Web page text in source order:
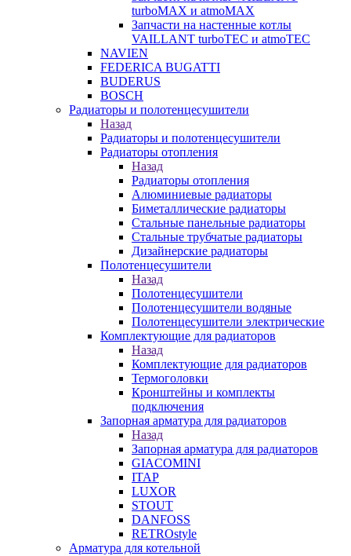
turboMAX и atmoMAX
Запчасти на настенные котлы
VAILLANT turboTEC и atmoTEC
NAVIEN
FEDERICA BUGATTI
BUDERUS
BOSCH
Радиаторы и полотенцесушители
Назад
Радиаторы и полотенцесушители
Радиаторы отопления
Назад
Радиаторы отопления
Алюминиевые радиаторы
Биметаллические радиаторы
Стальные панельные радиаторы
Стальные трубчатые радиаторы
Дизайнерские радиаторы
Полотенцесушители
Назад
Полотенцесушители
Полотенцесушители водяные
Полотенцесушители электрические
Комплектующие для радиаторов
Назад
Комплектующие для радиаторов
Термоголовки
Кронштейны и комплекты
подключения
Запорная арматура для радиаторов
Назад
Запорная арматура для радиаторов
GIACOMINI
ITAP
LUXOR
STOUT
DANFOSS
RETROstyle
Арматура для котельной